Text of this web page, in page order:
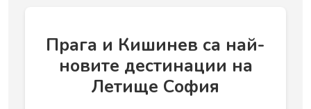
Прага и Кишинев са най-
новите дестинации на
Летище София